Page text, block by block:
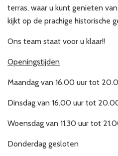
terras, waar u kunt genieten
kijkt op de prachige historische
Ons team staat voor u klaar!!
Openingstijden
Maandag van 16.00 uur tot
Dinsdag van 16.00 uur tot
Woensdag van 11.30 uur tot
Donderdag gesloten